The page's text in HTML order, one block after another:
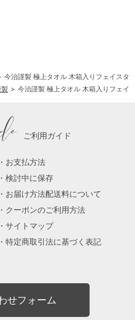
今治謹製 極上タオル 木箱入りフェイスタ
今治謹製 極上タオル 木箱入りフェイ
ご利用ガイド
お支払方法
検討中に保存
お届け方法配送料について
クーポンのご利用方法
サイトマップ
特定商取引法に基づく表記
せフォーム